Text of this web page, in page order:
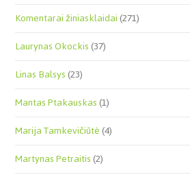
Komentarai žiniasklaidai(271)
Laurynas Okockis(37)
Linas Balsys(23)
Mantas Ptakauskas(1)
Marija Tamkevičiūtė(4)
Martynas Petraitis(2)